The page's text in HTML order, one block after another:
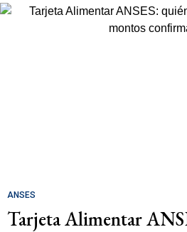
ANSES
Tarjeta Alimentar